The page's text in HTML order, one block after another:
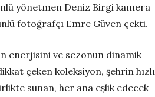
yönetmen Deniz Birgi kamera
fotoğrafçı Emre Güven çekti.
enerjisini ve sezonun dinamik
çeken koleksiyon, şehrin hızlı
sunan, her ana eşlik edecek